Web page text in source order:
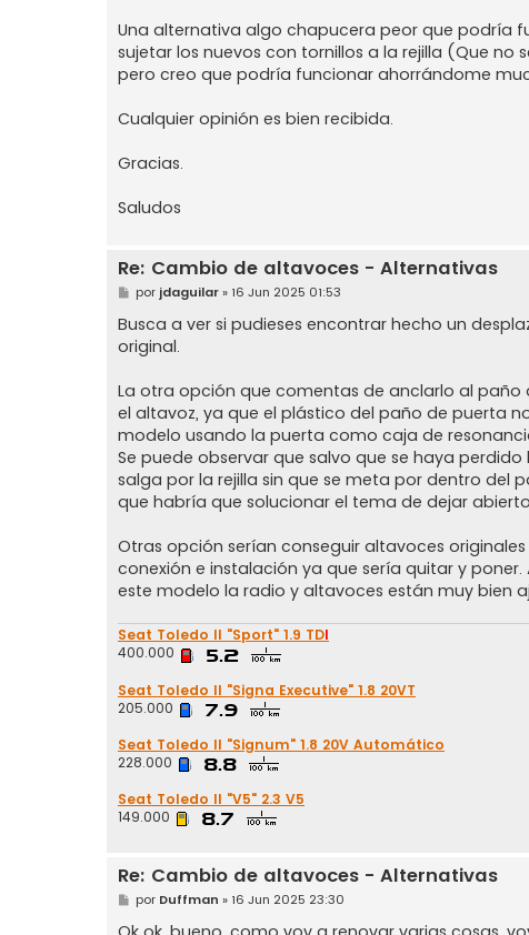
Una alternativa algo chapucera peor que podría
sujetar los nuevos con tornillos a la rejilla (Que
pero creo que podría funcionar ahorrándome
Cualquier opinión es bien recibida.
Gracias.
Saludos
Re: Cambio de altavoces - Alternativas
M
e
n
s
a
por jdaguilar» 16 Jun 2025 01:53
Busca a ver si pudieses encontrar hecho un
original.
La otra opción que comentas de anclarlo al
el altavoz, ya que el plástico del paño de puerta
modelo usando la puerta como caja de
Se puede observar que salvo que se haya
salga por la rejilla sin que se meta por dentro del
que habría que solucionar el tema de dejar
Otras opción serían conseguir altavoces
conexión e instalación ya que sería quitar y
este modelo la radio y altavoces están muy bien
Seat Toledo II "Sport" 1.9 TDI
400.000
Seat Toledo II "Signa Executive" 1.8 20VT
205.000
Seat Toledo II "Signum" 1.8 20V Automático
228.000
Seat Toledo II "V5" 2.3 V5
149.000
Re: Cambio de altavoces - Alternativas
M
e
n
por Duffman » 16 Jun 2025 23:30